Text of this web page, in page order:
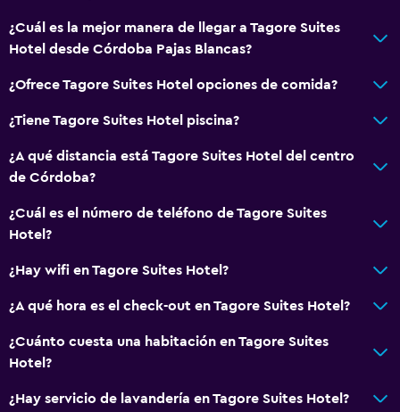
Instalaciones para reuniones
Acceso con llave
Acceso con tarjeta
Botella de agua
Check-in/check-out privado
Recepción 24 horas
Servicio de entrega de comida
Fruta
Bar de tapas
Bar/lounge
¿Cuál es la mejor manera de llegar a Tagore Suites
Hotel desde Córdoba Pajas Blancas?
¿Ofrece Tagore Suites Hotel opciones de comida?
¿Tiene Tagore Suites Hotel piscina?
¿A qué distancia está Tagore Suites Hotel del centro
de Córdoba?
¿Cuál es el número de teléfono de Tagore Suites
Hotel?
¿Hay wifi en Tagore Suites Hotel?
¿A qué hora es el check-out en Tagore Suites Hotel?
¿Cuánto cuesta una habitación en Tagore Suites
Hotel?
¿Hay servicio de lavandería en Tagore Suites Hotel?